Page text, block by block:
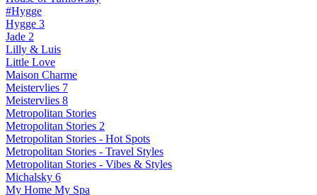
#Hygge
Hygge 3
Jade 2
Lilly & Luis
Little Love
Maison Charme
Meistervlies 7
Meistervlies 8
Metropolitan Stories
Metropolitan Stories 2
Metropolitan Stories - Hot Spots
Metropolitan Stories - Travel Styles
Metropolitan Stories - Vibes & Styles
Michalsky 6
My Home My Spa